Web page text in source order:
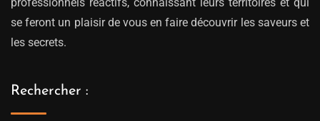
professionnels réactifs, connaissant leurs territoires et qui
se feront un plaisir de vous en faire découvrir les saveurs et
les secrets.
Rechercher :